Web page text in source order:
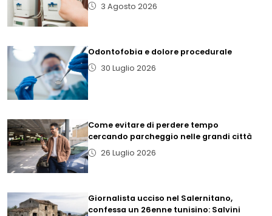
3 Agosto 2026
Odontofobia e dolore procedurale
30 Luglio 2026
Come evitare di perdere tempo
cercando parcheggio nelle grandi città
26 Luglio 2026
Giornalista ucciso nel Salernitano,
confessa un 26enne tunisino: Salvini